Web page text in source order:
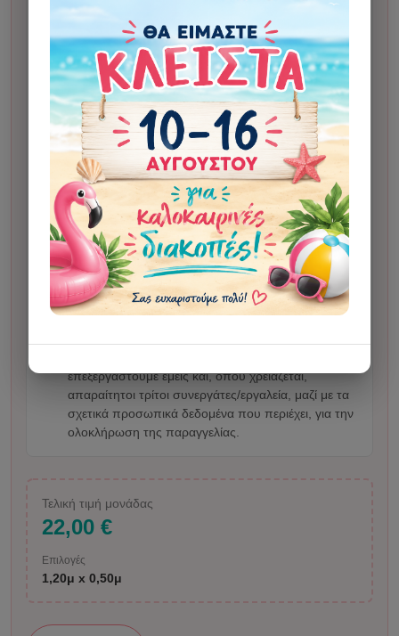
δώσουμε για εκτύπωση. Η αποστολή γίνεται στο
Viber ή, αν δεν υπάρχει, στο email.
Μετά την έγκριση, το δίνουμε για εκτύπωση.
4
Μόλις το έχουμε στο κατάστημα και είναι έτοιμο για
παραλαβή ή αποστολή, θα λάβετε αυτόματο email
ολοκλήρωσης.
Αν οι οδηγίες αλλάζουν σημαντικά το τελικό
αποτέλεσμα σε σχέση με το αρχικό σχέδιο, μπορεί
να υπάρξει επιπλέον χρέωση 5€ για custom
σχεδίαση. Η χρέωση γίνεται μόνο κατόπιν
ενημέρωσης και έγκρισης από τον πελάτη.
Σε κάποια σχέδια μπορεί να χρησιμοποιηθεί
τεχνητή νοημοσύνη για την παραγωγή της εικόνας.
Σε απεικόνιση ανθρώπου ενδέχεται να υπάρξει
μικρή αλλοίωση. Με την αποστολή φωτογραφίας ή
επεξεργαστούμε εμείς και, όπου χρειάζεται,
απαραίτητοι τρίτοι συνεργάτες/εργαλεία, μαζί με τα
σχετικά προσωπικά δεδομένα που περιέχει, για την
ολοκλήρωση της παραγγελίας.
Τελική τιμή μονάδας
22,00 €
Επιλογές
1,20μ x 0,50μ